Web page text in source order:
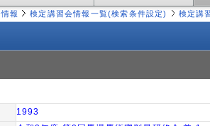
報 検定講習会情報一覧(検索条件設定) 検定講
1993